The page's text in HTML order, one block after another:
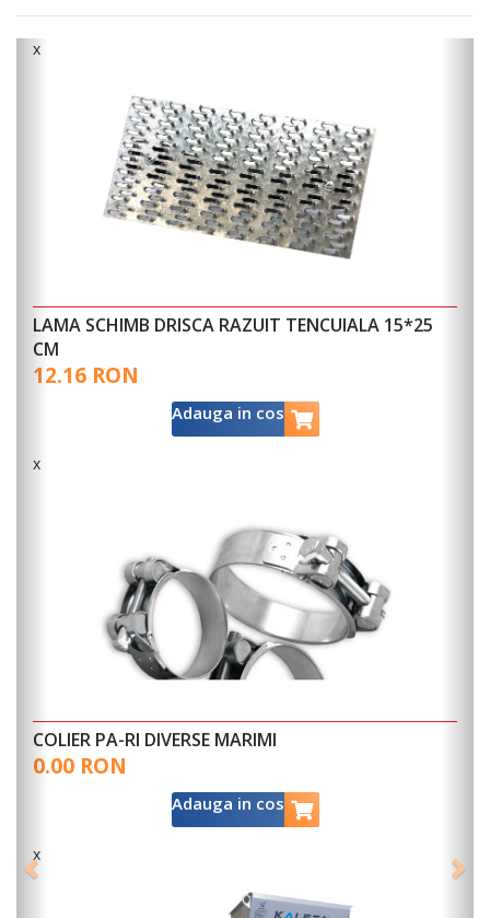
x
LAMA SCHIMB DRISCA RAZUIT TENCUIALA 15*25
CM
12.16 RON
Adauga in cos
x
COLIER PA-RI DIVERSE MARIMI
0.00 RON
Adauga in cos
x